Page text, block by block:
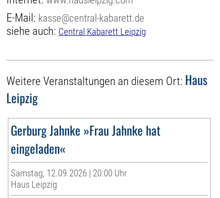
E-Mail: kasse@central-kabarett.de
siehe auch: Central Kabarett Leipzig
Weitere Veranstaltungen an diesem Ort: Haus
Leipzig
Gerburg Jahnke »Frau Jahnke hat
eingeladen«
Samstag, 12.09.2026 | 20:00 Uhr
Haus Leipzig